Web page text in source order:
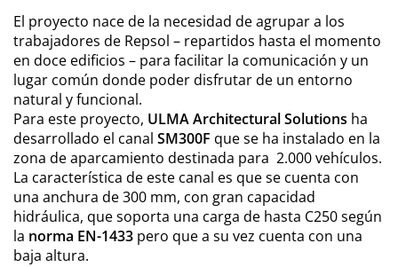
El proyecto nace de la necesidad de agrupar a los
trabajadores de Repsol – repartidos hasta el momento
en doce edificios – para facilitar la comunicación y un
lugar común donde poder disfrutar de un entorno
natural y funcional.
Para este proyecto, ULMA Architectural Solutions ha
desarrollado el canal SM300F que se ha instalado en la
zona de aparcamiento destinada para 2.000 vehículos.
La característica de este canal es que se cuenta con
una anchura de 300 mm, con gran capacidad
hidráulica, que soporta una carga de hasta C250 según
la norma EN-1433 pero que a su vez cuenta con una
baja altura.